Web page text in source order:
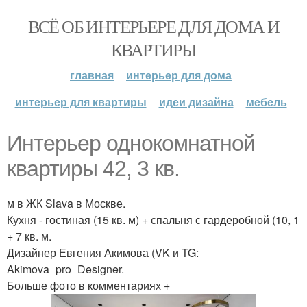
ВСЁ ОБ ИНТЕРЬЕРЕ ДЛЯ ДОМА И
КВАРТИРЫ
главная
интерьер для дома
интерьер для квартиры
идеи дизайна мебель
Интерьер однокомнатной
квартиры 42, 3 кв.
м в ЖК Slava в Москве.
Кухня - гостиная (15 кв. м) + спальня с гардеробной (10, 1
+ 7 кв. м.
Дизайнер Евгения Акимова (VK и TG:
Akimova_pro_Designer.
Больше фото в комментариях +